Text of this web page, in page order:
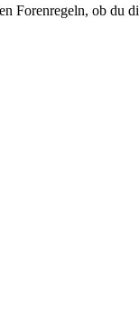
Forenregeln, ob du